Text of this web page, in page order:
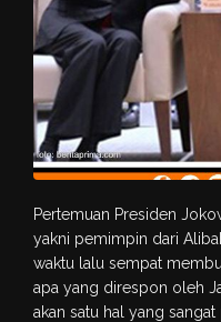
Pertemuan Presiden
yakni pemimpin dari
waktu lalu sempat
apa yang direspon oleh
akan satu hal yang